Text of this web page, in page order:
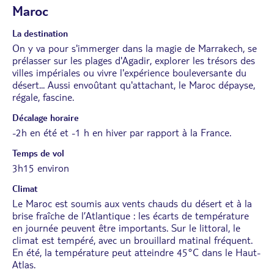
Maroc
La destination
On y va pour s'immerger dans la magie de Marrakech, se
prélasser sur les plages d'Agadir, explorer les trésors des
villes impériales ou vivre l'expérience bouleversante du
désert... Aussi envoûtant qu'attachant, le Maroc dépayse,
régale, fascine.
Décalage horaire
-2h en été et -1 h en hiver par rapport à la France.
Temps de vol
3h15 environ
Climat
Le Maroc est soumis aux vents chauds du désert et à la
brise fraîche de l’Atlantique : les écarts de température
en journée peuvent être importants. Sur le littoral, le
climat est tempéré, avec un brouillard matinal fréquent.
En été, la température peut atteindre 45°C dans le Haut-
Atlas.